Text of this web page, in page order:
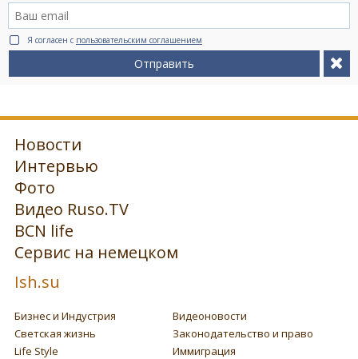
Я согласен с пользовательским соглашением
Отправить
Новости
Интервью
Фото
Видео Ruso.TV
BCN life
Сервис на немецком
Ish.su
Бизнес и Индустрия
Видеоновости
Светская жизнь
Законодательство и право
Life Style
Иммиграция